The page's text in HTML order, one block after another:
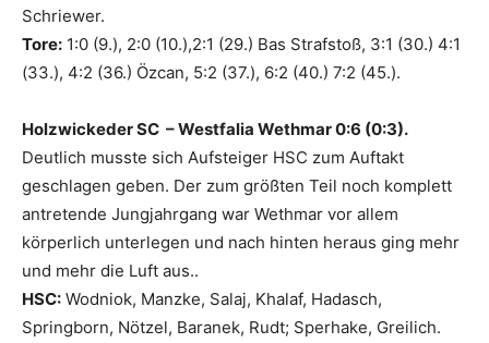
Schriewer.
Tore: 1:0 (9.), 2:0 (10.),2:1 (29.) Bas Strafstoß, 3:1 (30.) 4:1
(33.), 4:2 (36.) Özcan, 5:2 (37.), 6:2 (40.) 7:2 (45.).
Holzwickeder SC – Westfalia Wethmar 0:6 (0:3).
Deutlich musste sich Aufsteiger HSC zum Auftakt
geschlagen geben. Der zum größten Teil noch komplett
antretende Jungjahrgang war Wethmar vor allem
körperlich unterlegen und nach hinten heraus ging mehr
und mehr die Luft aus..
HSC: Wodniok, Manzke, Salaj, Khalaf, Hadasch,
Springborn, Nötzel, Baranek, Rudt; Sperhake, Greilich.